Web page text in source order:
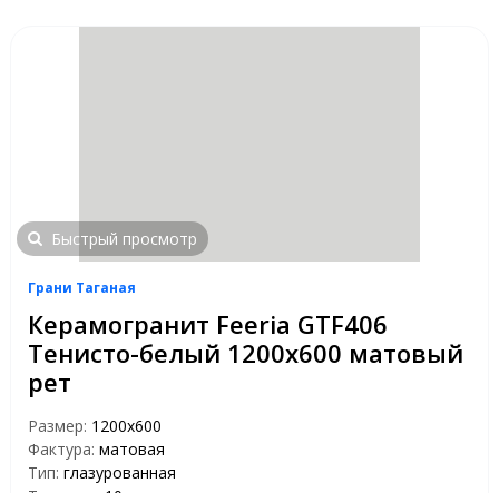
Быстрый просмотр
Грани Таганая
Керамогранит Feeria GTF406
Тенисто-белый 1200х600 матовый
рет
Размер: 1200х600
Фактура: матовая
Тип: глазурованная